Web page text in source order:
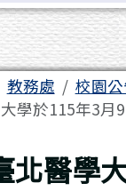
教務處
校園
學於115年3月
北醫學